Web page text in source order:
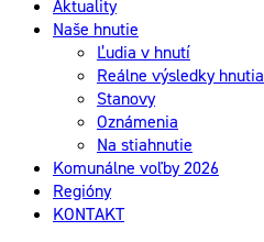
Aktuality
Naše hnutie
Ľudia v hnutí
Reálne výsledky hnutia
Stanovy
Oznámenia
Na stiahnutie
Komunálne voľby 2026
Regióny
KONTAKT